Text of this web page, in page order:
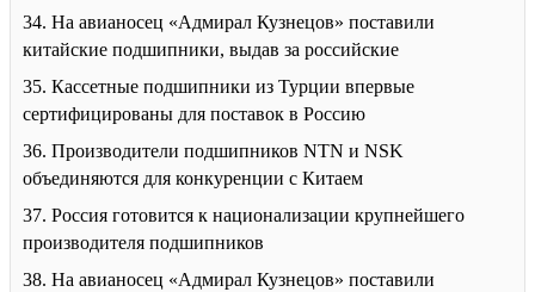
34. На авианосец «Адмирал Кузнецов» поставили
китайские подшипники, выдав за российские
35. Кассетные подшипники из Турции впервые
сертифицированы для поставок в Россию
36. Производители подшипников NTN и NSK
объединяются для конкуренции с Китаем
37. Россия готовится к национализации крупнейшего
производителя подшипников
38. На авианосец «Адмирал Кузнецов» поставили